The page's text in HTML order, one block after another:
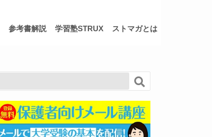
参考書解説 学習塾STRUX ストマガとは